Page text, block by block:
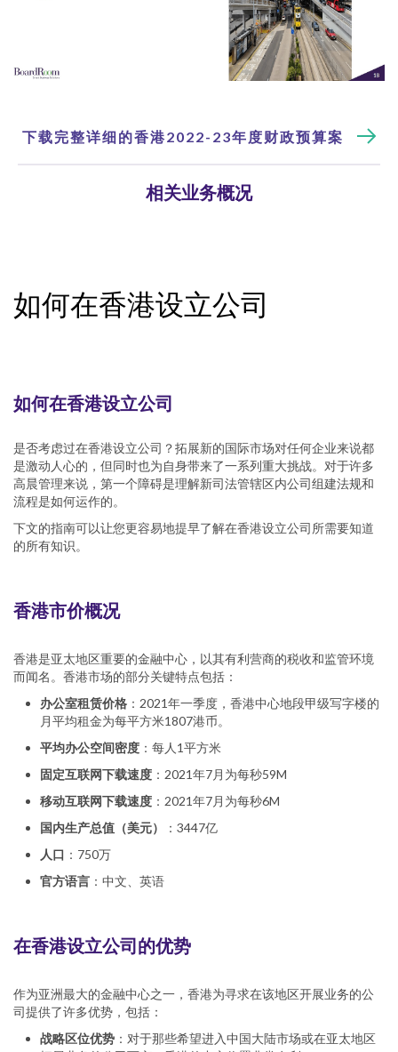
下载完整详细的香港2022-23年度财政预算案
相关业务概况
如何在香港设立公司
如何在香港设立公司
是否考虑过在香港设立公司？拓展新的国际市场对任何企业来说都
是激动人心的，但同时也为自身带来了一系列重大挑战。对于许多
高晨管理来说，第一个障碍是理解新司法管辖区内公司组建法规和
流程是如何运作的。
下文的指南可以让您更容易地提早了解在香港设立公司所需要知道
的所有知识。
香港市价概况
香港是亚太地区重要的金融中心，以其有利营商的税收和监管环境
而闻名。香港市场的部分关键特点包括：
办公室租赁价格 ：2021年一季度，香港中心地段甲级写字楼的
月平均租金为每平方米1807港币。
平均办公空间密度 ：每人1平方米
固定互联网下载速度 ：2021年7月为每秒59M
移动互联网下载速度 ：2021年7月为每秒6M
国内生产总值（美元）
：3447亿
人口 ：750万
官方语言 ：中文、英语
在香港设立公司的优势
作为亚洲最大的金融中心之一，香港为寻求在该地区开展业务的公
司提供了许多优势，包括：
战略区位优势 ：对于那些希望进入中国大陆市场或在亚太地区